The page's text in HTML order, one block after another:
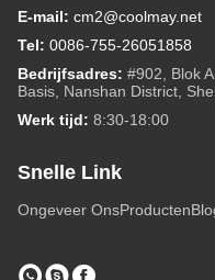
E-mail: cm2@coolmay.net
Tel: 0086-755-26051858
Bedrijfsadres: #902, Blok
Basis, Nanshan District,
Werk tijd: 8:30-18:00
Snelle Link
Ongeveer OnsProducten